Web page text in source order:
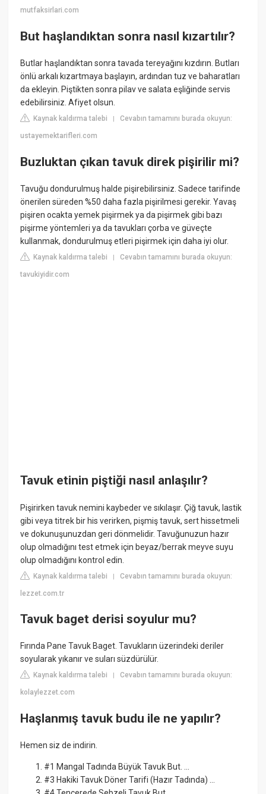
mutfaksirlari.com
But haşlandıktan sonra nasıl kızartılır?
Butlar haşlandıktan sonra tavada tereyağını kızdırın. Butları
önlü arkalı kızartmaya başlayın, ardından tuz ve baharatları
da ekleyin. Piştikten sonra pilav ve salata eşliğinde servis
edebilirsiniz. Afiyet olsun.
Kaynak kaldırma talebi |Cevabın tamamını burada okuyun:
ustayemektarifleri.com
Buzluktan çıkan tavuk direk pişirilir mi?
Tavuğu dondurulmuş halde pişirebilirsiniz. Sadece tarifinde
önerilen süreden %50 daha fazla pişirilmesi gerekir. Yavaş
pişiren ocakta yemek pişirmek ya da pişirmek gibi bazı
pişirme yöntemleri ya da tavukları çorba ve güveçte
kullanmak, dondurulmuş etleri pişirmek için daha iyi olur.
Kaynak kaldırma talebi |Cevabın tamamını burada okuyun:
tavukiyidir.com
Tavuk etinin piştiği nasıl anlaşılır?
Pişirirken tavuk nemini kaybeder ve sıkılaşır. Çiğ tavuk, lastik
gibi veya titrek bir his verirken, pişmiş tavuk, sert hissetmeli
ve dokunuşunuzdan geri dönmelidir. Tavuğunuzun hazır
olup olmadığını test etmek için beyaz/berrak meyve suyu
olup olmadığını kontrol edin.
Kaynak kaldırma talebi |Cevabın tamamını burada okuyun:
lezzet.com.tr
Tavuk baget derisi soyulur mu?
Fırında Pane Tavuk Baget. Tavukların üzerindeki deriler
soyularak yıkanır ve suları süzdürülür.
Kaynak kaldırma talebi |Cevabın tamamını burada okuyun:
kolaylezzet.com
Haşlanmış tavuk budu ile ne yapılır?
Hemen siz de indirin.
#1 Mangal Tadında Büyük Tavuk But. ...
#3 Hakiki Tavuk Döner Tarifi (Hazır Tadında) ...